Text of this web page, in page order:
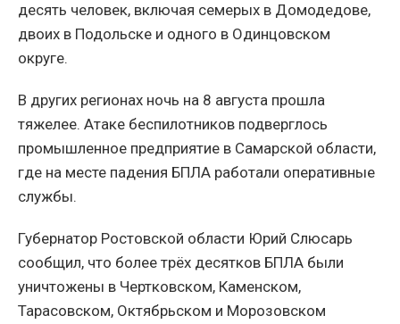
десять человек, включая семерых в Домодедове,
двоих в Подольске и одного в Одинцовском
округе.
В других регионах ночь на 8 августа прошла
тяжелее. Атаке беспилотников подверглось
промышленное предприятие в Самарской области,
где на месте падения БПЛА работали оперативные
службы.
Губернатор Ростовской области Юрий Слюсарь
сообщил, что более трёх десятков БПЛА были
уничтожены в Чертковском, Каменском,
Тарасовском, Октябрьском и Морозовском